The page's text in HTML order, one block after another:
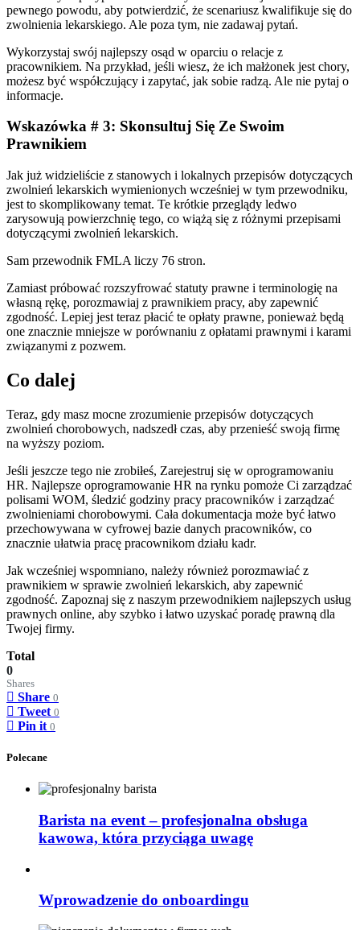
pewnego powodu, aby potwierdzić, że scenariusz kwalifikuje się do
zwolnienia lekarskiego. Ale poza tym, nie zadawaj pytań.
Wykorzystaj swój najlepszy osąd w oparciu o relacje z
pracownikiem. Na przykład, jeśli wiesz, że ich małżonek jest chory,
możesz być współczujący i zapytać, jak sobie radzą. Ale nie pytaj o
informacje.
Wskazówka # 3: Skonsultuj Się Ze Swoim
Prawnikiem
Jak już widzieliście z stanowych i lokalnych przepisów dotyczących
zwolnień lekarskich wymienionych wcześniej w tym przewodniku,
jest to skomplikowany temat. Te krótkie przeglądy ledwo
zarysowują powierzchnię tego, co wiążą się z różnymi przepisami
dotyczącymi zwolnień lekarskich.
Sam przewodnik FMLA liczy 76 stron.
Zamiast próbować rozszyfrować statuty prawne i terminologię na
własną rękę, porozmawiaj z prawnikiem pracy, aby zapewnić
zgodność. Lepiej jest teraz płacić te opłaty prawne, ponieważ będą
one znacznie mniejsze w porównaniu z opłatami prawnymi i karami
związanymi z pozwem.
Co dalej
Teraz, gdy masz mocne zrozumienie przepisów dotyczących
zwolnień chorobowych, nadszedł czas, aby przenieść swoją firmę
na wyższy poziom.
Jeśli jeszcze tego nie zrobiłeś, Zarejestruj się w oprogramowaniu
HR. Najlepsze oprogramowanie HR na rynku pomoże Ci zarządzać
polisami WOM, śledzić godziny pracy pracowników i zarządzać
zwolnieniami chorobowymi. Cała dokumentacja może być łatwo
przechowywana w cyfrowej bazie danych pracowników, co
znacznie ułatwia pracę pracownikom działu kadr.
Jak wcześniej wspomniano, należy również porozmawiać z
prawnikiem w sprawie zwolnień lekarskich, aby zapewnić
zgodność. Zapoznaj się z naszym przewodnikiem najlepszych usług
prawnych online, aby szybko i łatwo uzyskać poradę prawną dla
Twojej firmy.
Total
0
Shares
Share 0
Tweet 0
Pin it 0
Polecane
Barista na event – profesjonalna obsługa
kawowa, która przyciąga uwagę
Wprowadzenie do onboardingu